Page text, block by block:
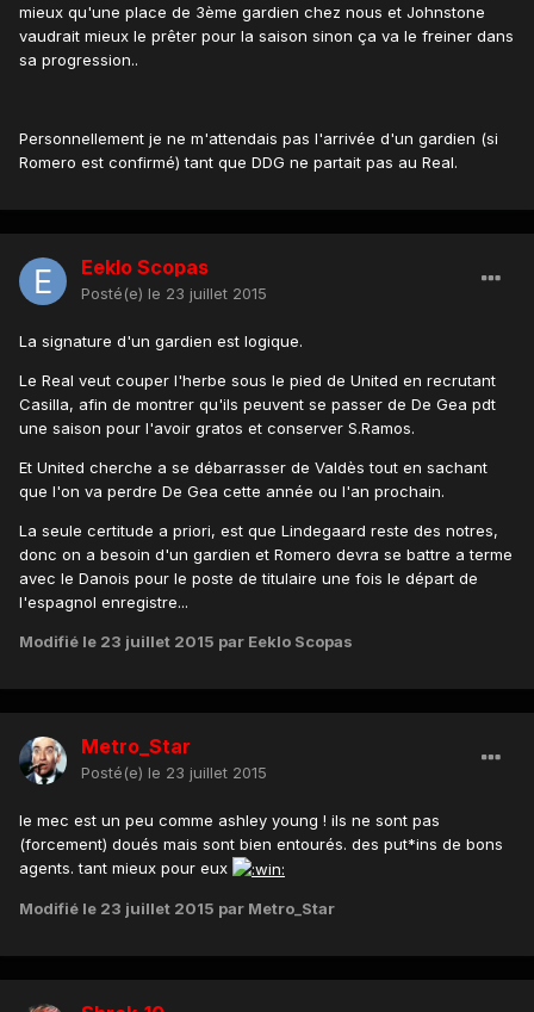
mieux qu'une place de 3ème gardien chez nous et Johnstone
vaudrait mieux le prêter pour la saison sinon ça va le freiner dans
sa progression..
Personnellement je ne m'attendais pas l'arrivée d'un gardien (si
Romero est confirmé) tant que DDG ne partait pas au Real.
Eeklo Scopas
Posté(e) le 23 juillet 2015
La signature d'un gardien est logique.
Le Real veut couper l'herbe sous le pied de United en recrutant
Casilla, afin de montrer qu'ils peuvent se passer de De Gea pdt
une saison pour l'avoir gratos et conserver S.Ramos.
Et United cherche a se débarrasser de Valdès tout en sachant
que l'on va perdre De Gea cette année ou l'an prochain.
La seule certitude a priori, est que Lindegaard reste des notres,
donc on a besoin d'un gardien et Romero devra se battre a terme
avec le Danois pour le poste de titulaire une fois le départ de
l'espagnol enregistre...
Modifié le 23 juillet 2015 par Eeklo Scopas
Metro_Star
Posté(e) le 23 juillet 2015
le mec est un peu comme ashley young ! ils ne sont pas
(forcement) doués mais sont bien entourés. des put*ins de bons
agents. tant mieux pour eux
Modifié le 23 juillet 2015 par Metro_Star